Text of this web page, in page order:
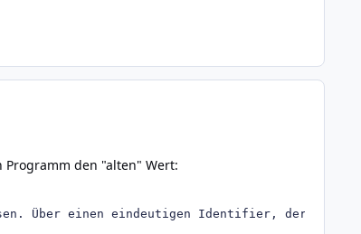
den "alten" Wert:
Über einen eindeutigen Identifier, der beim